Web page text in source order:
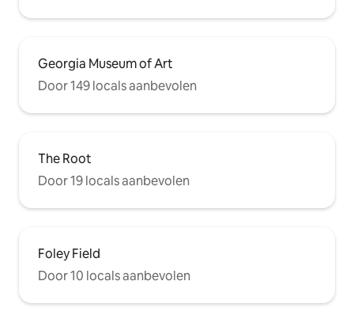
Georgia Museum of Art
Door 149 locals aanbevolen
The Root
Door 19 locals aanbevolen
Foley Field
Door 10 locals aanbevolen